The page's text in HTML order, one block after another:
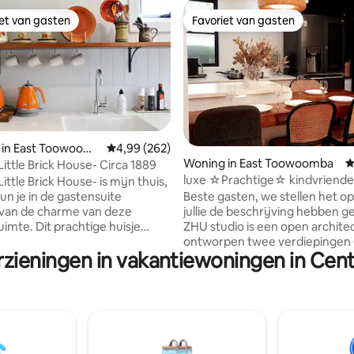
4,99 uit 5, 110 recensies
van gasten
van gasten
East Toowoom
Gemiddelde beoordeling van 4,99 uit 5, 262
4,99 (262)
Brick House- Circa 1889
Brick House- is mijn thuis,
je in de gastensuite
de charme van deze
Dit prachtige huisje
Eldridge. Geniet van het
bakstenen interieur,
comfortabele, volledig
Favoriet van gasten
Favoriet van gasten
Woning in East Toowoomba
luxe ☆Prachtige☆
wandeling Queens Park
Beste gasten, we stellen het
jullie de beschrijving hebben
ZHU studio is een open
ontworpen twee verdiepingen
de achterzijde van het pand,
staat van het huisje aan de
dat de loft niet geschikt is voor
in vakantiewoningen in